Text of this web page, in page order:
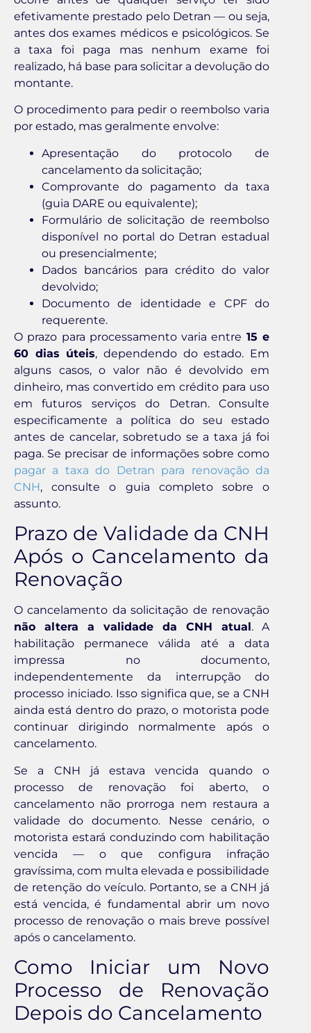
efetivamente prestado pelo Detran — ou seja,
antes dos exames médicos e psicológicos. Se
a taxa foi paga mas nenhum exame foi
realizado, há base para solicitar a devolução do
montante.
O procedimento para pedir o reembolso varia
por estado, mas geralmente envolve:
Apresentação do protocolo de
cancelamento da solicitação;
Comprovante do pagamento da taxa
(guia DARE ou equivalente);
Formulário de solicitação de reembolso
disponível no portal do Detran estadual
ou presencialmente;
Dados bancários para crédito do valor
devolvido;
Documento de identidade e CPF do
requerente.
O prazo para processamento varia entre 15 e
60 dias úteis, dependendo do estado. Em
alguns casos, o valor não é devolvido em
dinheiro, mas convertido em crédito para uso
em futuros serviços do Detran. Consulte
especificamente a política do seu estado
antes de cancelar, sobretudo se a taxa já foi
paga. Se precisar de informações sobre como
pagar a taxa do Detran para renovação da
CNH, consulte o guia completo sobre o
assunto.
Prazo de Validade da CNH
Após o Cancelamento da
Renovação
O cancelamento da solicitação de renovação
não altera a validade da CNH atual. A
habilitação permanece válida até a data
impressa no documento,
independentemente da interrupção do
processo iniciado. Isso significa que, se a CNH
ainda está dentro do prazo, o motorista pode
continuar dirigindo normalmente após o
cancelamento.
Se a CNH já estava vencida quando o
processo de renovação foi aberto, o
cancelamento não prorroga nem restaura a
validade do documento. Nesse cenário, o
motorista estará conduzindo com habilitação
vencida — o que configura infração
gravíssima, com multa elevada e possibilidade
de retenção do veículo. Portanto, se a CNH já
está vencida, é fundamental abrir um novo
processo de renovação o mais breve possível
após o cancelamento.
Como Iniciar um Novo
Processo de Renovação
Depois do Cancelamento